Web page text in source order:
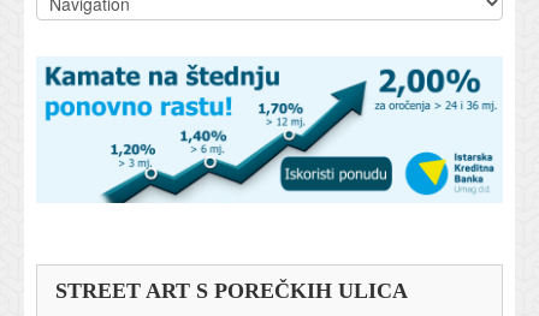
STREET ART S POREČKIH ULICA